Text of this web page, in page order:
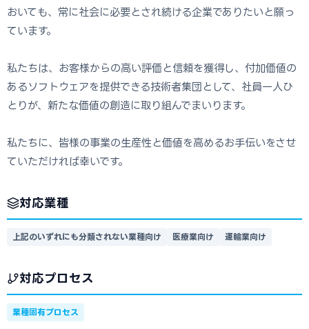
おいても、常に社会に必要とされ続ける企業でありたいと願っ
ています。
私たちは、お客様からの高い評価と信頼を獲得し、付加価値の
あるソフトウェアを提供できる技術者集団として、社員一人ひ
とりが、新たな価値の創造に取り組んでまいります。
私たちに、皆様の事業の生産性と価値を高めるお手伝いをさせ
ていただければ幸いです。
対応業種
上記のいずれにも分類されない業種向け 医療業向け 運輸業向け
対応プロセス
業種固有プロセス